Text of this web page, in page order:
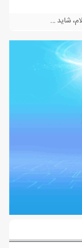
شاید …